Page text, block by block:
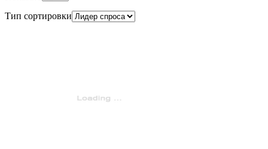
Тип сортировки